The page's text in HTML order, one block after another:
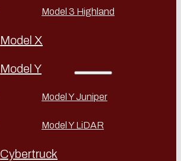
Model 3 Highland
Model X
Model Y
Model Y Juniper
Model Y LiDAR
Cybertruck